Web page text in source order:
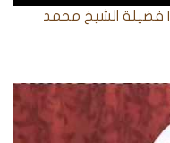
شرح الترغيب والترهيب || المجلس 39 || فضيلة الشيخ محمد